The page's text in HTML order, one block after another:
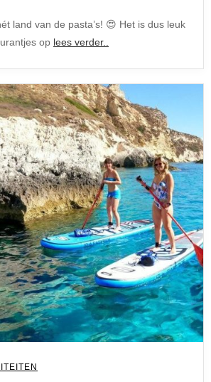
land van de pasta’s! 😍 Het is dus leuk
op lees verder..